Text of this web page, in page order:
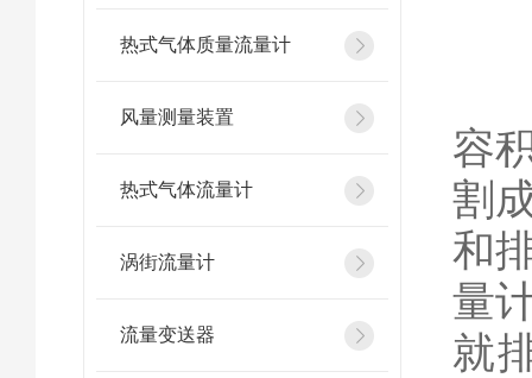
热式气体质量流量计
风量测量装置
热式气体流量计
涡街流量计
流量变送器
容
割
和
量
就